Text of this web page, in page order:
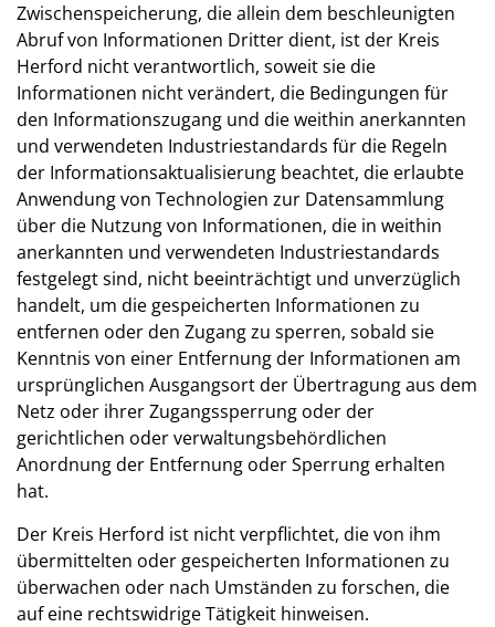
Zwischenspeicherung, die allein dem beschleunigten
Abruf von Informationen Dritter dient, ist der Kreis
Herford nicht verantwortlich, soweit sie die
Informationen nicht verändert, die Bedingungen für
den Informationszugang und die weithin anerkannten
und verwendeten Industriestandards für die Regeln
der Informationsaktualisierung beachtet, die erlaubte
Anwendung von Technologien zur Datensammlung
über die Nutzung von Informationen, die in weithin
anerkannten und verwendeten Industriestandards
festgelegt sind, nicht beeinträchtigt und unverzüglich
handelt, um die gespeicherten Informationen zu
entfernen oder den Zugang zu sperren, sobald sie
Kenntnis von einer Entfernung der Informationen am
ursprünglichen Ausgangsort der Übertragung aus dem
Netz oder ihrer Zugangssperrung oder der
gerichtlichen oder verwaltungsbehördlichen
Anordnung der Entfernung oder Sperrung erhalten
hat.
Der Kreis Herford ist nicht verpflichtet, die von ihm
übermittelten oder gespeicherten Informationen zu
überwachen oder nach Umständen zu forschen, die
auf eine rechtswidrige Tätigkeit hinweisen.